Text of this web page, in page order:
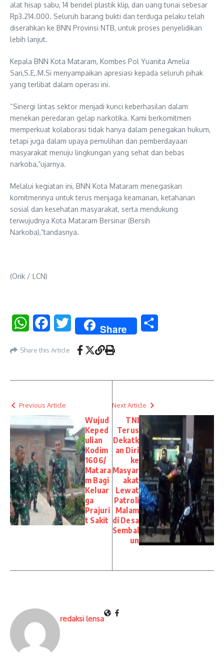
alat hisap sabu, 14 bendel plastik klip, dan uang tunai sebesar
Rp3.214.000. Seluruh barang bukti dan terduga pelaku telah
diserahkan ke BNN Provinsi NTB, untuk proses penyelidikan
lebih lanjut.
Kepala BNN Kota Mataram, Kombes Pol Yuanita Amelia
Sari,S.E,.M.Si menyampaikan apresiasi kepada seluruh pihak
yang terlibat dalam operasi ini.
“Sinergi lintas sektor menjadi kunci keberhasilan dalam
menekan peredaran gelap narkotika. Kami berkomitmen
memperkuat kolaborasi tidak hanya dalam penegakan hukum,
tetapi juga dalam upaya pemulihan dan pemberdayaan
masyarakat menuju lingkungan yang sehat dan bebas
narkoba,”ujarnya.
Melalui kegiatan ini, BNN Kota Mataram menegaskan
komitmennya untuk terus menjaga keamanan, ketahanan
sosial dan kesehatan masyarakat, serta mendukung
terwujudnya Kota Mataram Bersinar (Bersih
Narkoba),”tandasnya.
(Orik / LCN)
WhatsAppFacebookTwitter Share
Share this Article
Previous Article
Wujud
Keped
ulian
Kodim
1606/
Matara
m Bagi
Keluar
ga
Prajuri
t Sakit
Next Article
TNI
Terus
Dekatk
an Diri
ke
Masyar
akat
Lewat
Patroli
Malam
di Desa
Sembal
un
redaksi lensa